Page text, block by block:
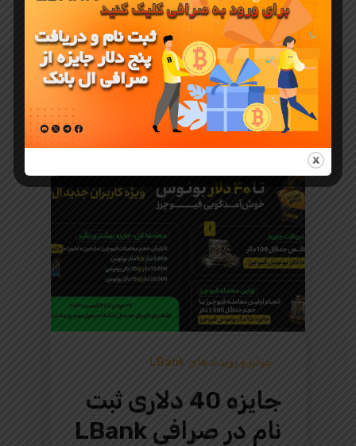
نماینده رسمی صرافی ال بانک LBANK در
ایران به زبان فارسی برای ایرانیان
You May Also Like
جوایز و رویدادهای LBank
جایزه 40 دلاری ثبت
نام در صرافی LBank